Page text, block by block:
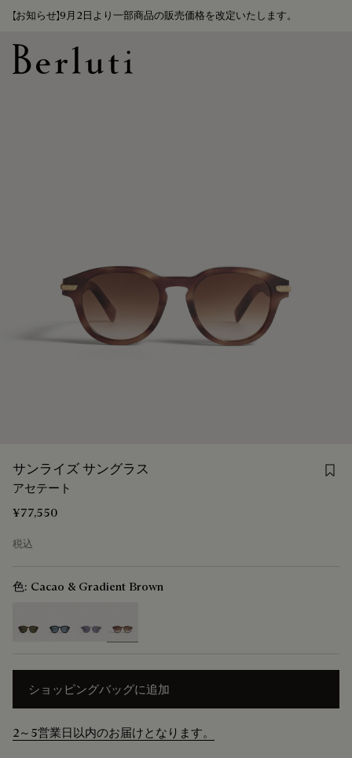
【お知らせ】9月2日より一部商品の販売価格を改定いたします。
サンライズ サングラス
アセテート
¥77,550
税込
色: Cacao & Gradient Brown
ショッピングバッグに追加
2～5営業日以内のお届けとなります。